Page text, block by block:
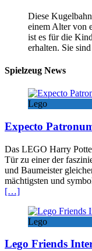
Diese
einem Alter von
ist es für die
erhalten. Sie
Spielzeug News
Lego
Expecto
Das LEGO Harry
Tür zu einer der
und Baumeister
mächtigsten und
[…]
Lego
Lego Friends